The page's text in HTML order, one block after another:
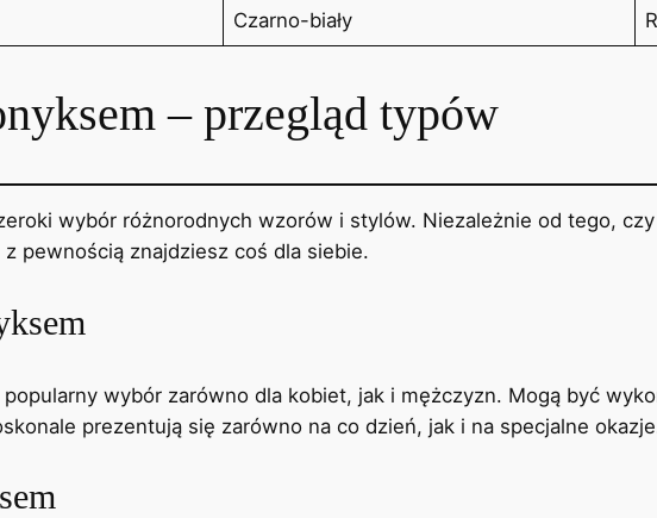
Czarno-biały
– przegląd typów
wybór różnorodnych wzorów i stylów. Niezależnie od tego,
pewnością znajdziesz coś dla siebie.
wybór zarówno dla kobiet, jak i mężczyzn. Mogą być
prezentują się zarówno na co dzień, jak i na specjalne